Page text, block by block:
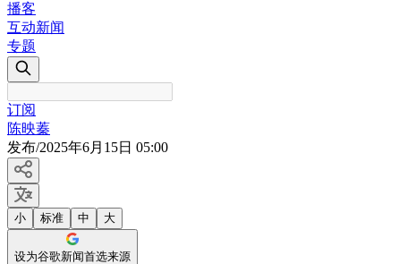
播客
互动新闻
专题
订阅
陈映蓁
发布/2025年6月15日 05:00
小 标准 中 大
设为谷歌新闻首选来源